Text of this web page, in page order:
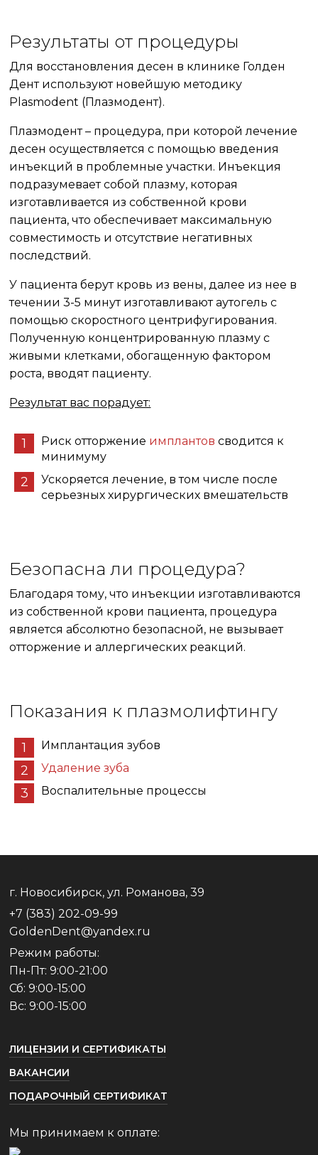
Результаты от процедуры
Для восстановления десен в клинике Голден
Дент используют новейшую методику
Plasmodent (Плазмодент).
Плазмодент – процедура, при которой лечение
десен осуществляется с помощью введения
инъекций в проблемные участки. Инъекция
подразумевает собой плазму, которая
изготавливается из собственной крови
пациента, что обеспечивает максимальную
совместимость и отсутствие негативных
последствий.
У пациента берут кровь из вены, далее из нее в
течении 3-5 минут изготавливают аутогель с
помощью скоростного центрифугирования.
Полученную концентрированную плазму с
живыми клетками, обогащенную фактором
роста, вводят пациенту.
Результат вас порадует:
Риск отторжение имплантов сводится к
минимуму
Ускоряется лечение, в том числе после
серьезных хирургических вмешательств
Безопасна ли процедура?
Благодаря тому, что инъекции изготавливаются
из собственной крови пациента, процедура
является абсолютно безопасной, не вызывает
отторжение и аллергических реакций.
Показания к плазмолифтингу
Имплантация зубов
Удаление зуба
Воспалительные процессы
г. Новосибирск, ул. Романова, 39
+7 (383) 202-09-99
GoldenDent@yandex.ru
Режим работы:
Пн-Пт: 9:00-21:00
Сб: 9:00-15:00
Вс: 9:00-15:00
ЛИЦЕНЗИИ И СЕРТИФИКАТЫ
ВАКАНСИИ
ПОДАРОЧНЫЙ СЕРТИФИКАТ
Мы принимаем к оплате: